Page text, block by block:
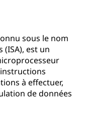
sous le nom
est un
à effectuer,
de données